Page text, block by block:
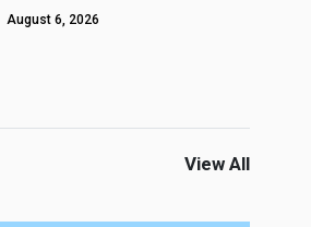
August 6, 2026
View All